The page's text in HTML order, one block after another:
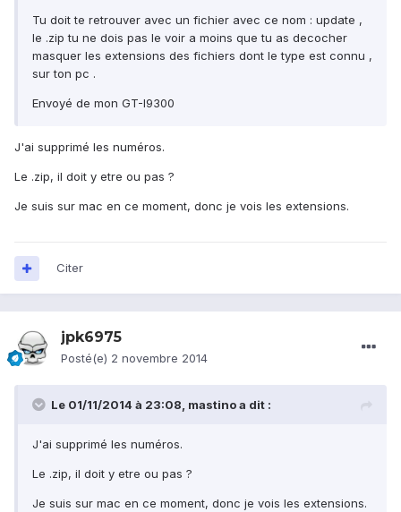
Tu doit te retrouver avec un fichier avec ce nom : update ,
le .zip tu ne dois pas le voir a moins que tu as decocher
masquer les extensions des fichiers dont le type est connu ,
sur ton pc .
Envoyé de mon GT-I9300
J'ai supprimé les numéros.
Le .zip, il doit y etre ou pas ?
Je suis sur mac en ce moment, donc je vois les extensions.
Citer
jpk6975
Posté(e) 2 novembre 2014
Le 01/11/2014 à 23:08, mastino a dit :
J'ai supprimé les numéros.
Le .zip, il doit y etre ou pas ?
Je suis sur mac en ce moment, donc je vois les extensions.